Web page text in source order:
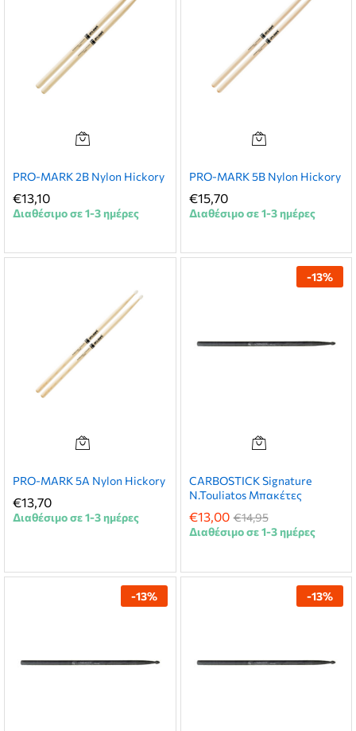
PRO-MARK 2B Nylon Hickory
€13,10
Διαθέσιμο σε 1-3 ημέρες
PRO-MARK 5B Nylon Hickory
€15,70
Διαθέσιμο σε 1-3 ημέρες
PRO-MARK 5A Nylon Hickory
€13,70
Διαθέσιμο σε 1-3 ημέρες
-13%
CARBOSTICK Signature
N.Touliatos Μπακέτες
€13,00 €14,95
Διαθέσιμο σε 1-3 ημέρες
-13% -13%